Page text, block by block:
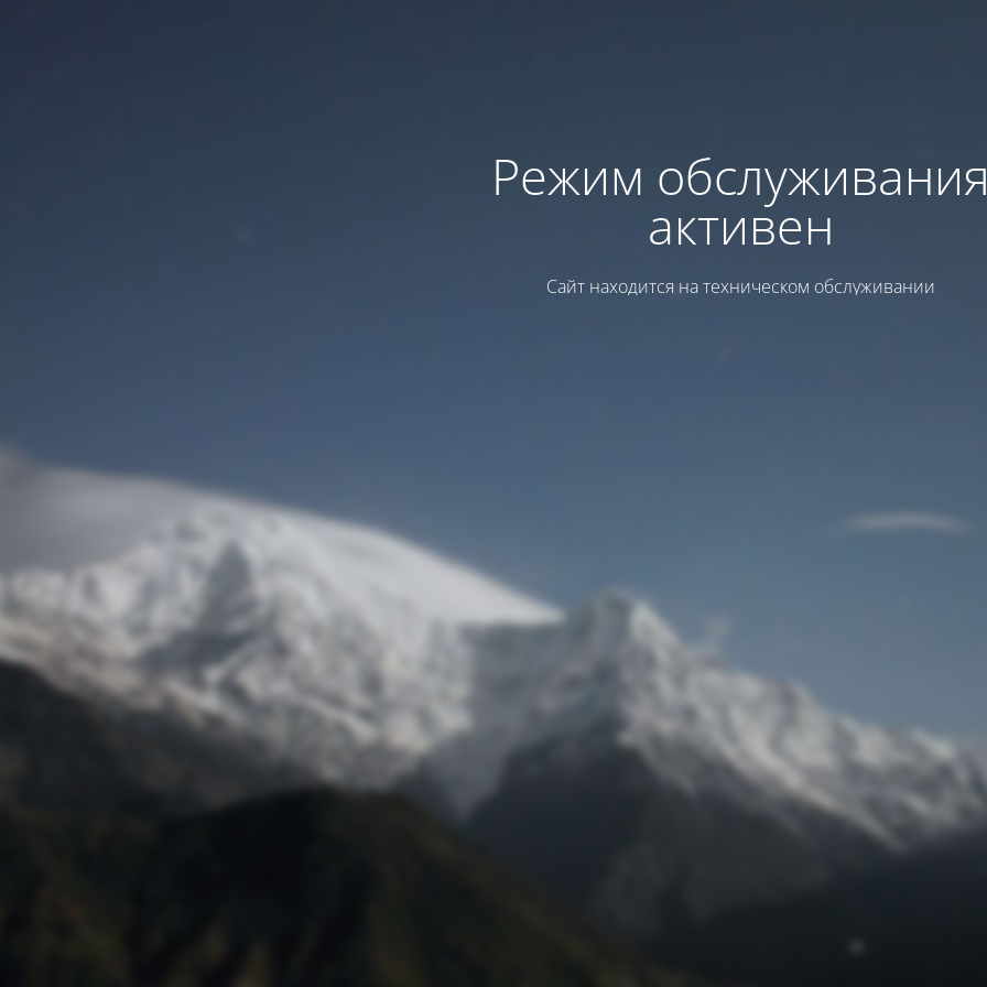
Режим
активен
Сайт находится на техническом обслуживании